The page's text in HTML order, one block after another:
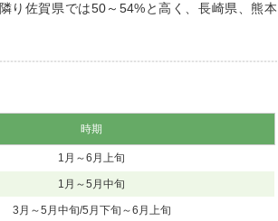
り佐賀県では50～54%と高く、長崎県、熊本
時期
1月～6月上旬
1月～5月中旬
3月～5月中旬/5月下旬～6月上旬